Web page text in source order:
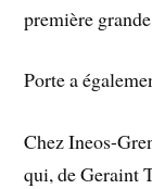
première
Porte a
Chez Ineos-
qui, de Geraint